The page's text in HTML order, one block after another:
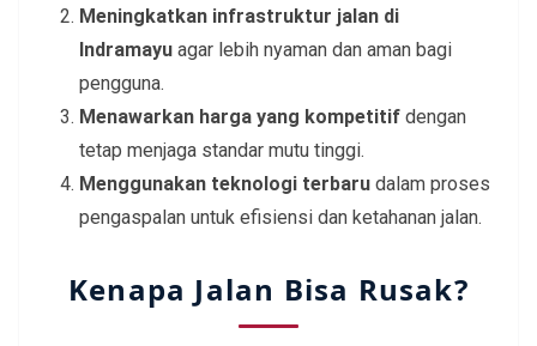
Meningkatkan infrastruktur jalan di
Indramayu agar lebih nyaman dan aman bagi
pengguna.
Menawarkan harga yang kompetitif dengan
tetap menjaga standar mutu tinggi.
Menggunakan teknologi terbaru dalam proses
pengaspalan untuk efisiensi dan ketahanan jalan.
Kenapa Jalan Bisa Rusak?